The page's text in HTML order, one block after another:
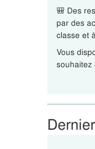
🎒 Des
par des
classe et
Vous
souhaitez